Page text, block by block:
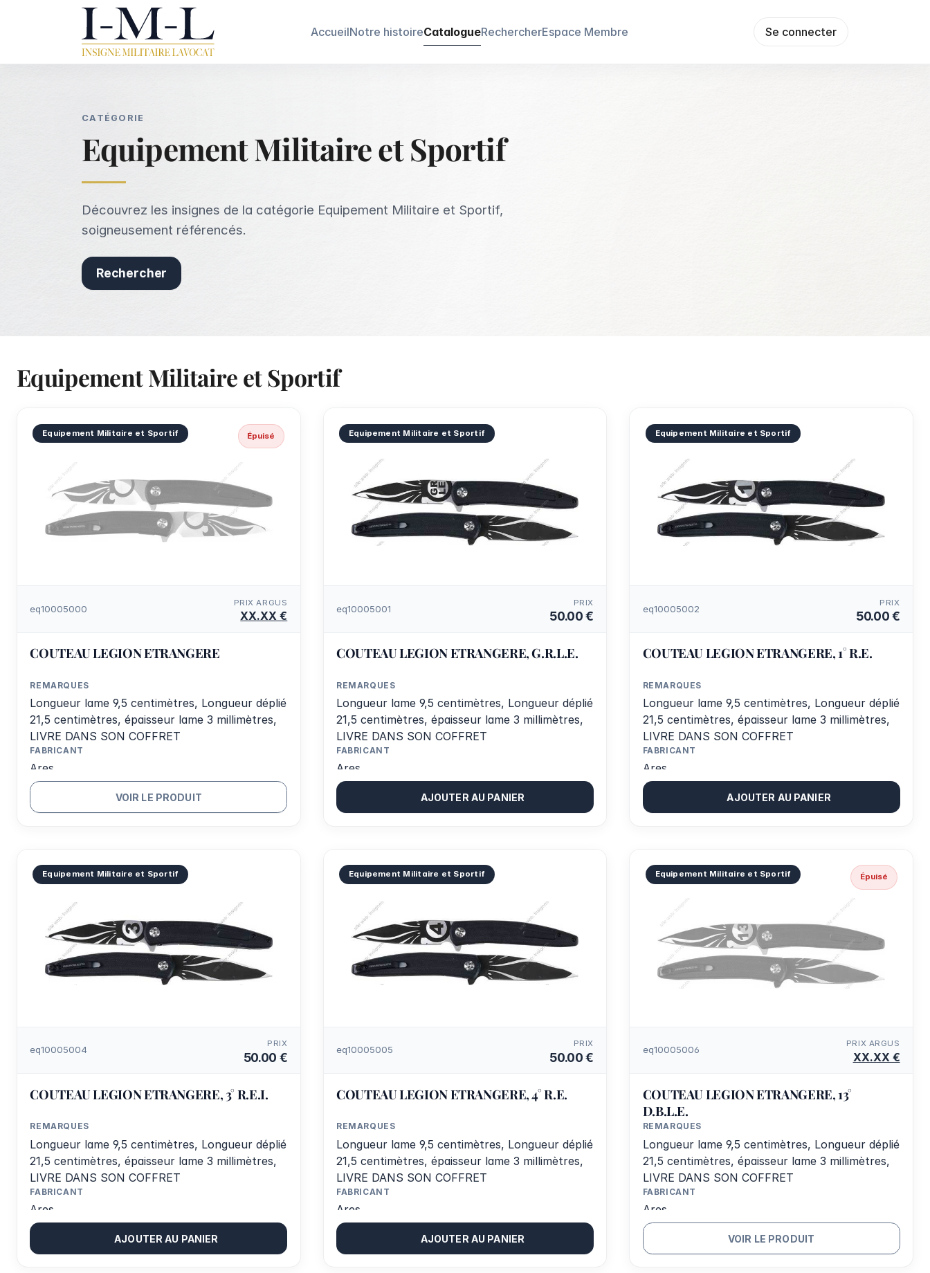
AccueilNotre histoireCatalogueRechercherEspace Membre Se connecter
CATÉGORIE
Equipement Militaire et Sportif
Découvrez les insignes de la catégorie Equipement Militaire et Sportif,
soigneusement référencés.
Rechercher
Equipement Militaire et Sportif
Equipement Militaire et Sportif Épuisé
eq10005000
PRIX ARGUS
XX.XX €
COUTEAU LEGION ETRANGERE
REMARQUES
Longueur lame 9,5 centimètres, Longueur déplié
21,5 centimètres, épaisseur lame 3 millimètres,
LIVRE DANS SON COFFRET
FABRICANT
Ares
VOIR LE PRODUIT
Equipement Militaire et Sportif
eq10005001
PRIX
50.00 €
COUTEAU LEGION ETRANGERE, G.R.L.E.
REMARQUES
Longueur lame 9,5 centimètres, Longueur déplié
21,5 centimètres, épaisseur lame 3 millimètres,
LIVRE DANS SON COFFRET
FABRICANT
Ares
AJOUTER AU PANIER
Equipement Militaire et Sportif
eq10005002
PRIX
50.00 €
COUTEAU LEGION ETRANGERE, 1° R.E.
REMARQUES
Longueur lame 9,5 centimètres, Longueur déplié
21,5 centimètres, épaisseur lame 3 millimètres,
LIVRE DANS SON COFFRET
FABRICANT
Ares
AJOUTER AU PANIER
Equipement Militaire et Sportif
eq10005004
PRIX
50.00 €
COUTEAU LEGION ETRANGERE, 3° R.E.I.
REMARQUES
Longueur lame 9,5 centimètres, Longueur déplié
21,5 centimètres, épaisseur lame 3 millimètres,
LIVRE DANS SON COFFRET
FABRICANT
Ares
AJOUTER AU PANIER
Equipement Militaire et Sportif
eq10005005
PRIX
50.00 €
COUTEAU LEGION ETRANGERE, 4° R.E.
REMARQUES
Longueur lame 9,5 centimètres, Longueur déplié
21,5 centimètres, épaisseur lame 3 millimètres,
LIVRE DANS SON COFFRET
FABRICANT
Ares
AJOUTER AU PANIER
Equipement Militaire et Sportif Épuisé
eq10005006
PRIX ARGUS
XX.XX €
COUTEAU LEGION ETRANGERE, 13°
D.B.L.E.
REMARQUES
Longueur lame 9,5 centimètres, Longueur déplié
21,5 centimètres, épaisseur lame 3 millimètres,
LIVRE DANS SON COFFRET
FABRICANT
Ares
VOIR LE PRODUIT